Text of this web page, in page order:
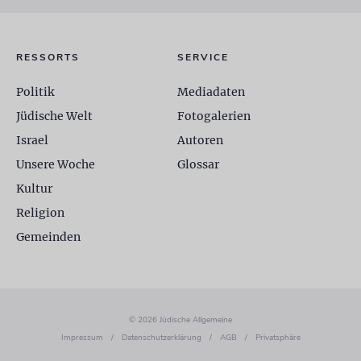
RESSORTS
Politik
Jüdische Welt
Israel
Unsere Woche
Kultur
Religion
Gemeinden
SERVICE
Mediadaten
Fotogalerien
Autoren
Glossar
© 2026 Jüdische Allgemeine
Impressum
/ Datenschutzerklärung / AGB / Privatsphäre